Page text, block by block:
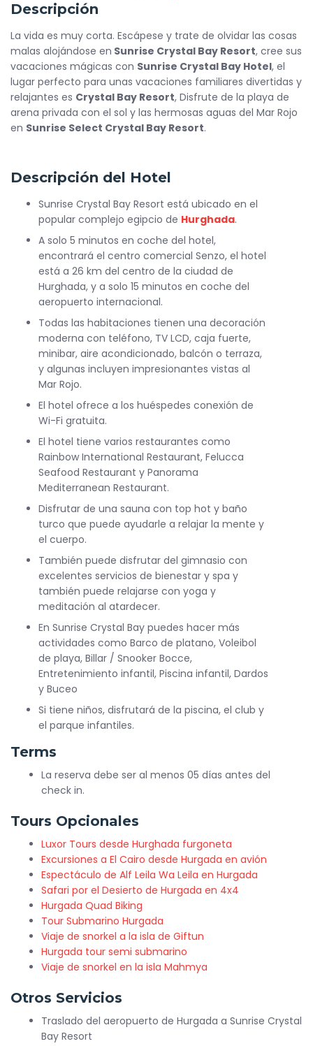
Descripción
La vida es muy corta. Escápese y trate de olvidar las cosas
malas alojándose en Sunrise Crystal Bay Resort, cree sus
vacaciones mágicas con Sunrise Crystal Bay Hotel, el
lugar perfecto para unas vacaciones familiares divertidas y
relajantes es Crystal Bay Resort, Disfrute de la playa de
arena privada con el sol y las hermosas aguas del Mar Rojo
en Sunrise Select Crystal Bay Resort.
Descripción del Hotel
Sunrise Crystal Bay Resort está ubicado en el
popular complejo egipcio de Hurghada.
A solo 5 minutos en coche del hotel,
encontrará el centro comercial Senzo, el hotel
está a 26 km del centro de la ciudad de
Hurghada, y a solo 15 minutos en coche del
aeropuerto internacional.
Todas las habitaciones tienen una decoración
moderna con teléfono, TV LCD, caja fuerte,
minibar, aire acondicionado, balcón o terraza,
y algunas incluyen impresionantes vistas al
Mar Rojo.
El hotel ofrece a los huéspedes conexión de
Wi-Fi gratuita.
El hotel tiene varios restaurantes como
Rainbow International Restaurant, Felucca
Seafood Restaurant y Panorama
Mediterranean Restaurant.
Disfrutar de una sauna con top hot y baño
turco que puede ayudarle a relajar la mente y
el cuerpo.
También puede disfrutar del gimnasio con
excelentes servicios de bienestar y spa y
también puede relajarse con yoga y
meditación al atardecer.
En Sunrise Crystal Bay puedes hacer más
actividades como Barco de platano, Voleibol
de playa, Billar / Snooker Bocce,
Entretenimiento infantil, Piscina infantil, Dardos
y Buceo
Si tiene niños, disfrutará de la piscina, el club y
el parque infantiles.
Terms
La reserva debe ser al menos 05 días antes del
check in.
Tours Opcionales
Luxor Tours desde Hurghada furgoneta
Excursiones a El Cairo desde Hurgada en avión
Espectáculo de Alf Leila Wa Leila en Hurgada
Safari por el Desierto de Hurgada en 4x4
Hurgada Quad Biking
Tour Submarino Hurgada
Viaje de snorkel a la isla de Giftun
Hurgada tour semi submarino
Viaje de snorkel en la isla Mahmya
Otros Servicios
Traslado del aeropuerto de Hurgada a Sunrise Crystal
Bay Resort